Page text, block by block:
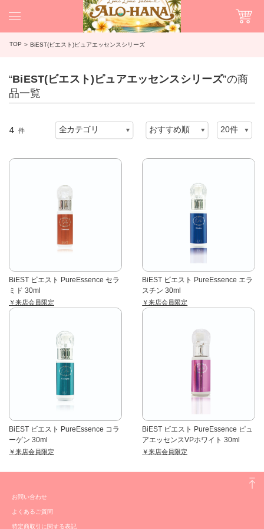
TOP BiEST(ビエスト)ピュアエッセンスシリーズ
“BiEST(ビエスト)ピュアエッセンスシリーズ”の商
品一覧
4 件
BiEST ビエスト PureEssence セラ
ミド 30ml
￥来店会員限定
BiEST ビエスト PureEssence エラ
スチン 30ml
￥来店会員限定
BiEST ビエスト PureEssence コラ
ーゲン 30ml
￥来店会員限定
BiEST ビエスト PureEssence ピュ
アエッセンスVPホワイト 30ml
￥来店会員限定
お問い合わせ
よくあるご質問
特定商取引に関する表記